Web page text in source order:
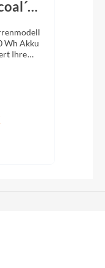
Wh Akku
Ihre